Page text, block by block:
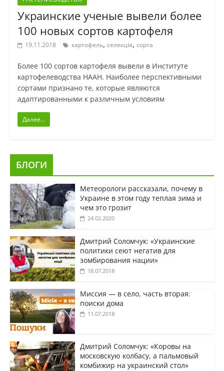
Украинские ученые вывели более
100 новых сортов картофеля
19.11.2018 картофель, селекція, сорта
Более 100 сортов картофеля вывели в Институте
картофелеводства НААН. Наиболее перспективными
сортами признано те, которые являются
адаптированными к различным условиям
Далее...
БЛОГИ
Метеорологи рассказали, почему в
Украине в этом году теплая зима и
чем это грозит
24.02.2020
Дмитрий Соломчук: «Украинские
политики сеют негатив для
зомбирования нации»
18.07.2018
Миссия — в село, часть вторая:
поиски дома
11.07.2018
Дмитрий Соломчук: «Коровы на
московскую колбасу, а пальмовый
комбижир на украинский стол»